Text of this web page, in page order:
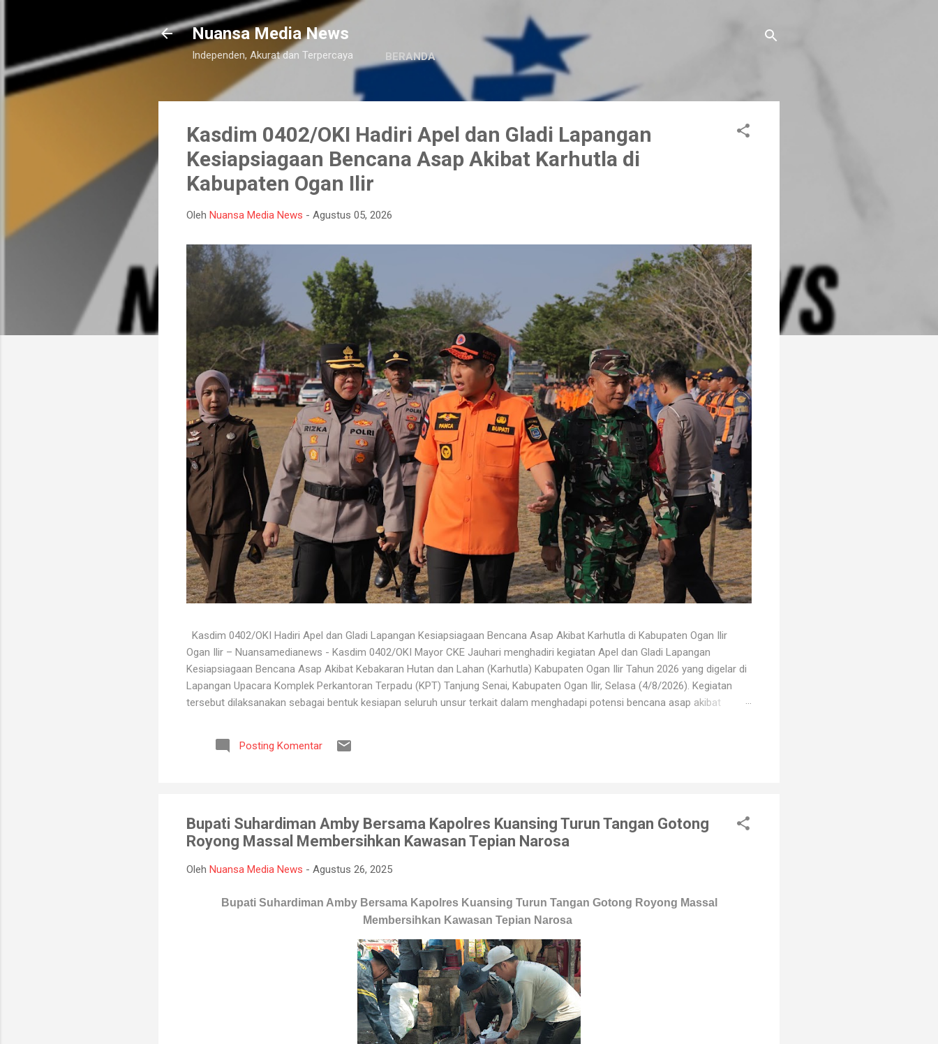
Langsung ke konten utama
Nuansa Media News
Independen, Akurat dan Terpercaya BERANDA
Kasdim 0402/OKI Hadiri Apel dan Gladi Lapangan
Kesiapsiagaan Bencana Asap Akibat Karhutla di
Kabupaten Ogan Ilir
Oleh Nuansa Media News - Agustus 05, 2026
Kasdim 0402/OKI Hadiri Apel dan Gladi Lapangan Kesiapsiagaan Bencana Asap Akibat Karhutla di Kabupaten Ogan Ilir
Ogan Ilir – Nuansamedianews - Kasdim 0402/OKI Mayor CKE Jauhari menghadiri kegiatan Apel dan Gladi Lapangan
Kesiapsiagaan Bencana Asap Akibat Kebakaran Hutan dan Lahan (Karhutla) Kabupaten Ogan Ilir Tahun 2026 yang digelar di
Lapangan Upacara Komplek Perkantoran Terpadu (KPT) Tanjung Senai, Kabupaten Ogan Ilir, Selasa (4/8/2026). Kegiatan
tersebut dilaksanakan sebagai bentuk kesiapan seluruh unsur terkait dalam menghadapi potensi bencana asap akibat
BPBD, Manggala Agni, Dinas Pemadam Kebakaran, instansi pemerintah daerah, relawan, serta berbagai elemen masyarakat.
Melalui kegiatan ini, seluruh peserta mendapatkan gambaran mengenai mekanisme penanganan Karhutla, mulai dari
Posting Komentar
Bupati Suhardiman Amby Bersama Kapolres Kuansing Turun Tangan Gotong
Royong Massal Membersihkan Kawasan Tepian Narosa
Oleh Nuansa Media News - Agustus 26, 2025
Bupati Suhardiman Amby Bersama Kapolres Kuansing Turun Tangan Gotong Royong Massal
Membersihkan Kawasan Tepian Narosa